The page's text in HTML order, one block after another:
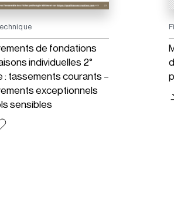
de fondations
individuelles 2°
: tassements courants –
exceptionnels
sensibles